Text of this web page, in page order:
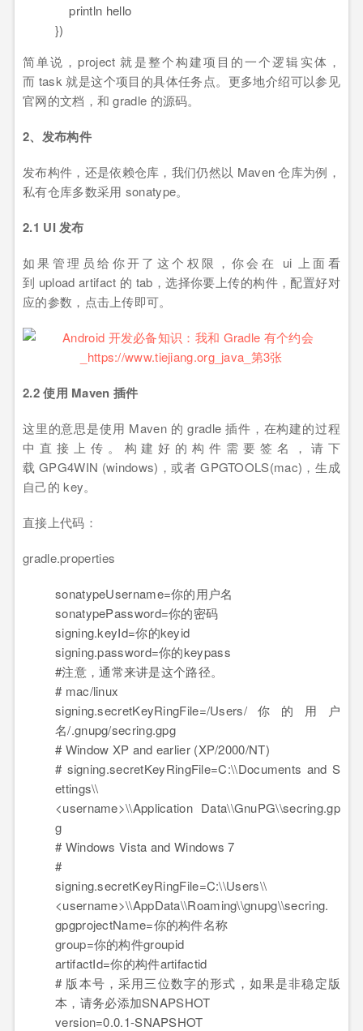
println hello
})
简单说，project 就是整个构建项目的一个逻辑实体，
而 task 就是这个项目的具体任务点。更多地介绍可以参见
官网的文档，和 gradle 的源码。
2、发布构件
发布构件，还是依赖仓库，我们仍然以 Maven 仓库为例，
私有仓库多数采用 sonatype。
2.1 UI 发布
如果管理员给你开了这个权限，你会在 ui 上面看
到 upload artifact 的 tab，选择你要上传的构件，配置好对
应的参数，点击上传即可。
2.2 使用 Maven 插件
这里的意思是使用 Maven 的 gradle 插件，在构建的过程
中直接上传。构建好的构件需要签名，请下
载 GPG4WIN (windows)，或者 GPGTOOLS(mac)，生成
自己的 key。
直接上代码：
gradle.properties
sonatypeUsername=你的用户名
sonatypePassword=你的密码
signing.keyId=你的keyid
signing.password=你的keypass
#注意，通常来讲是这个路径。
# mac/linux
signing.secretKeyRingFile=/Users/你的用户
名/.gnupg/secring.gpg
# Window XP and earlier (XP/2000/NT)
# signing.secretKeyRingFile=C:\\Documents and S
ettings\\
<username>\\Application Data\\GnuPG\\secring.gp
g
# Windows Vista and Windows 7
#
signing.secretKeyRingFile=C:\\Users\\
<username>\\AppData\\Roaming\\gnupg\\secring.
gpgprojectName=你的构件名称
group=你的构件groupid
artifactId=你的构件artifactid
# 版本号，采用三位数字的形式，如果是非稳定版
本，请务必添加SNAPSHOT
version=0.0.1-SNAPSHOT